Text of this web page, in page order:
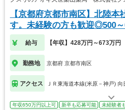
【京都府京都市南区】北陸
す。未経験の方も歓迎◎500～
給与 【年収】428万円～673万円
勤務地 京都府 京都市南区
アクセス ＪＲ東海道本線(米原－神戸) 向
年収650万円以上可 新卒も応募可能
未経験者